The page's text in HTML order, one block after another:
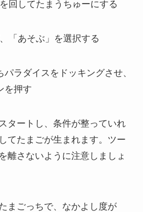
回してたまうちゅーにする
「あそぶ」を選択する
ラダイスをドッキングさせ、
を押す
タートし、条件が整っていれ
てたまごが生まれます。ツー
離さないように注意しましょ
まごっちで、なかよし度が